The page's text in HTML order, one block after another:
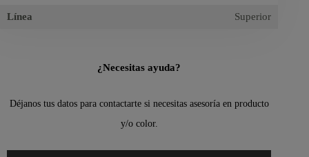
Línea Superior
¿Necesitas ayuda?
Déjanos tus datos para contactarte si necesitas asesoría en producto
y/o color.